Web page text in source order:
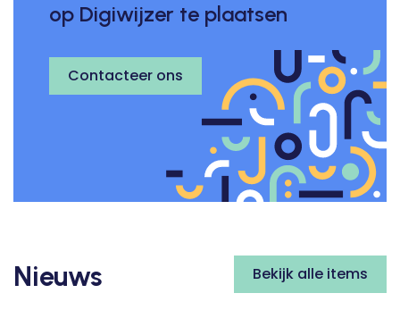
op Digiwijzer te plaatsen
Contacteer ons
Nieuws Bekijk alle items